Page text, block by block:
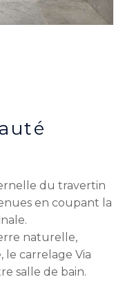
du travertin
en coupant la
naturelle,
le carrelage Via
salle de bain.